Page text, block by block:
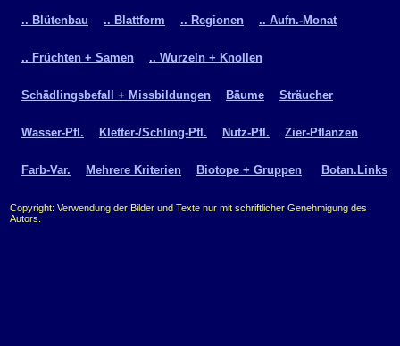
.. Blütenbau .. Blattform .. Regionen .. Aufn.-Monat
.. Früchten + Samen .. Wurzeln + Knollen
Schädlingsbefall + Missbildungen Bäume Sträucher
Wasser-Pfl. Kletter-/Schling-Pfl. Nutz-Pfl. Zier-Pflanzen
Farb-Var. Mehrere Kriterien Biotope + Gruppen Botan.Links
Copyright: Verwendung der Bilder und Texte nur mit schriftlicher Genehmigung des
Autors.